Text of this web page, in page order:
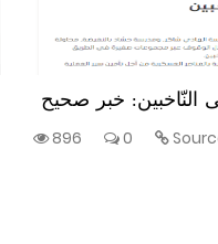
النّاخبين: خبر صحيح
896 0